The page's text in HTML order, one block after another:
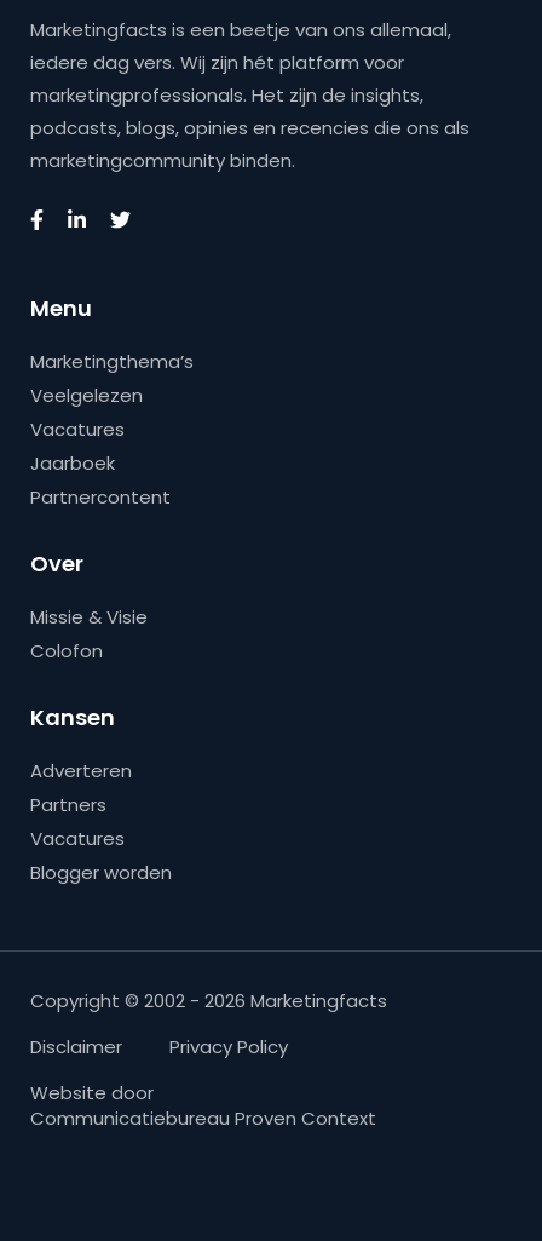
Marketingfacts is een beetje van ons allemaal,
iedere dag vers. Wij zijn hét platform voor
marketingprofessionals. Het zijn de insights,
podcasts, blogs, opinies en recencies die ons als
marketingcommunity binden.
Menu
Marketingthema’s
Veelgelezen
Vacatures
Jaarboek
Partnercontent
Over
Missie & Visie
Colofon
Kansen
Adverteren
Partners
Vacatures
Blogger worden
Copyright © 2002 - 2026 Marketingfacts
Disclaimer
Privacy Policy
Website door
Communicatiebureau Proven Context